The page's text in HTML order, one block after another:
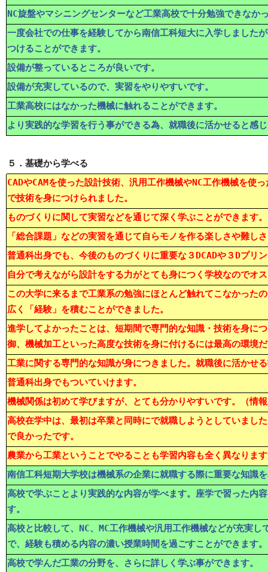
NC旋盤やマシニングセンターなど工業高校で十分勉強できなか
一度会社での仕事を経験してから南信工科短大に入学しました
つけることができます。
設備が整っているところが良いです。
設備が充実しているので、実習をやりやすいです。
工業高校にはなかった機械に触れることができます。
より実践的な学習を行う事ができる為、就職後に活かせると感
５．基礎から学べる
CADやCAMを使った設計技術、汎用工作機械やNC工作機械を
で技術を身につけられました。
ものづくりに関して実習などを通じて深く学ぶことができます。
「総合課題」などの実習を通じて自らモノを作る楽しさや難し
普通科出身でも、今後のものづくりに重要な３DCADや３Dプリ
自分で考えながら設計をする力がとても身につく学校なのでオ
この大学に来るまで工業系の勉強にほとんど触れてこなかった
広く「経験」を積むことができました。
進学してよかったことは、短期間で専門的な知識・技術を身に
御、機械加工といった高度な技術を身に付けるには最高の環境
工業に関する専門的な知識が身につきました。就職後に活かせ
普通科出身でもついていけます。
機械関係は初めて学びますが、とても分かりやすいです。（情
高校在学中は、最初は卒業と同時にで就職しようとしていまし
で良かったです。
農業から工業ということでやることも学習内容も全く異なりま
南信工科短期大学校は機械系の企業に就職する際に重要な知識
高校で学ぶことより実践的な内容が学べます。座学で習った内
す。
高校と比較して、NC、MC工作機械や汎用工作機械などが充実
で、経験も積める内容の濃い授業時間を過ごすことができます。
高校で学んだ工業の分野を、さらに詳しく学ぶ事ができます。